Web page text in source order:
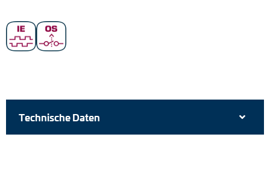
Technische Daten